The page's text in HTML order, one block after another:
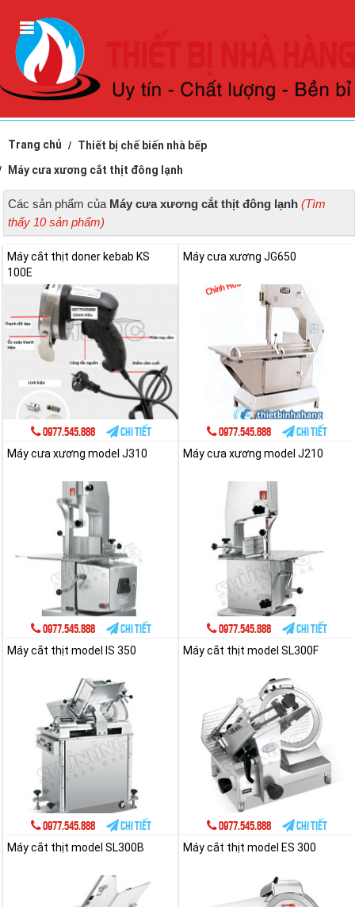
Trang chủ
Thiết bị chế biến nhà bếp
Máy cưa xương cắt thịt đông lạnh
Các sản phẩm của Máy cưa xương cắt thịt đông lạnh (Tìm
thấy 10 sản phẩm)
Máy cắt thịt doner kebab KS
100E
0977.545.888 Chi tiết
Máy cưa xương JG650
0977.545.888
Chi tiết
Máy cưa xương model J310
0977.545.888 Chi tiết
Máy cưa xương model J210
0977.545.888
Chi tiết
Máy cắt thịt model IS 350
0977.545.888 Chi tiết
Máy cắt thịt model SL300F
0977.545.888
Chi tiết
Máy cắt thịt model SL300B
Máy cắt thịt model ES 300